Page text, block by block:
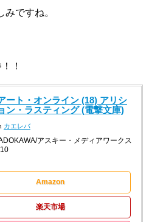
ですね。
！
ート・オンライン (18) アリシ
ン・ラスティング (電撃文庫)
カエレバ
アスキー・メディアワークス
Amazon
楽天市場